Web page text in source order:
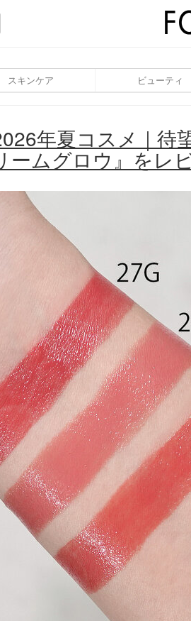
スキンケア ビューティ
年夏コスメ｜待
ムグロウ』をレ